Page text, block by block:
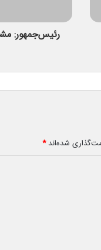
رئیس‌جمهور:
شده‌اند*